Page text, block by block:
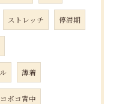
ストレッチ 停滞期
薄着
ボコ背中